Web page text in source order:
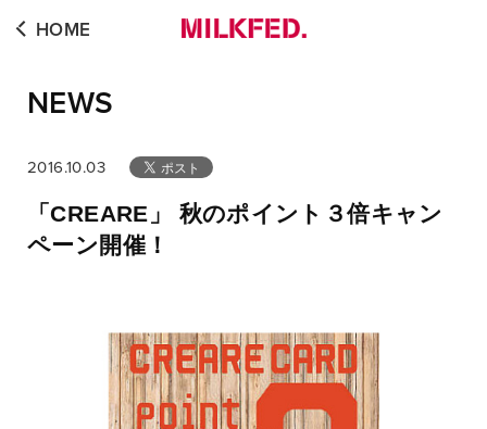
NEWS
HOME
2016.10.03
「CREARE」 秋のポイント３倍キャン
ペーン開催！